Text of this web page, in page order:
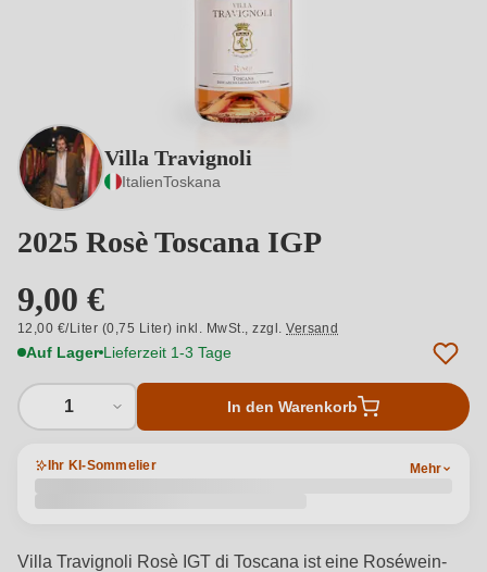
Villa Travignoli
ItalienToskana
2025 Rosè Toscana IGP
9,00 €
12,00 €/Liter (0,75 Liter) inkl. MwSt.,zzgl.Versand
Auf Lager Lieferzeit 1-3 Tage
1 In den Warenkorb
Ihr KI-Sommelier Mehr
Villa Travignoli Rosè IGT di Toscana ist eine Roséwein-